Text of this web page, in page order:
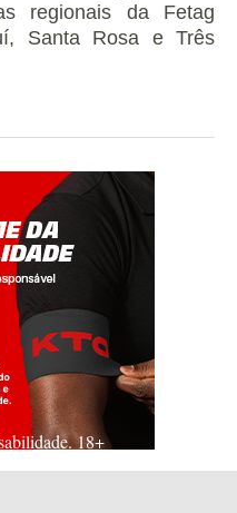
regionais da Fetag
Santa Rosa e Três
18+